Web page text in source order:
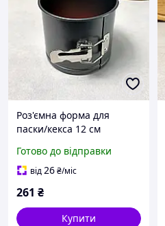
Роз'ємна форма для
паски/кекса 12 см
Готово до відправки
від26₴/міс
261 ₴
Купити